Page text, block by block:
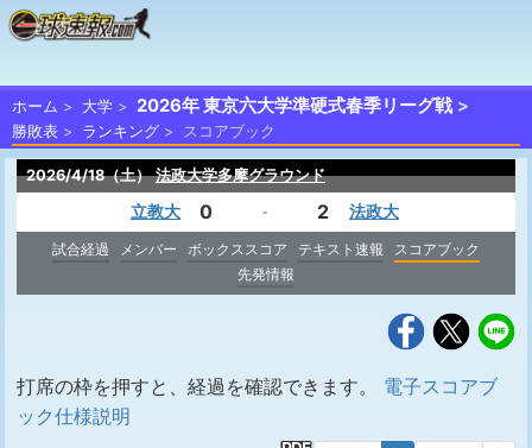
ホーム 大学 2026年 東京六大学準硬式春季リーグ戦
勝敗表 ランキング スコアブック
2026/4/18（土） 法政大学多摩グラウンド
立教大 0 - 2 法政大
試合経過 メンバー ボックススコア テキスト速報
スコアブック
先発情報
打席の枠を押すと、経過を確認できます。 電子スコアブ
ック仕様説明